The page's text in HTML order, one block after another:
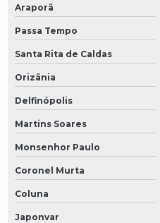
Araporã
Passa Tempo
Santa Rita de Caldas
Orizânia
Delfinópolis
Martins Soares
Monsenhor Paulo
Coronel Murta
Coluna
Japonvar